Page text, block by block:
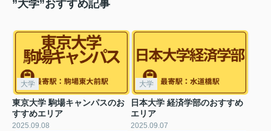
”大学”おすすめ記事
大学
東京大学 駒場キャンパスのお
すすめエリア
2025.09.08
大学
日本大学 経済学部のおすすめ
エリア
2025.09.07